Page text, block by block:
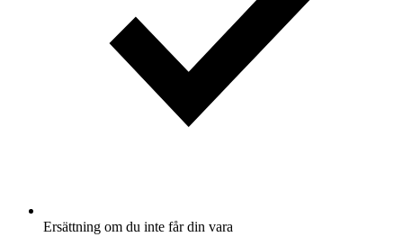
Ersättning om du inte får din vara